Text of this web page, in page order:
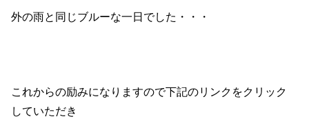
外の雨と同じブルーな一日でした・・・
これからの励みになりますので下記のリンクをクリック
していただき